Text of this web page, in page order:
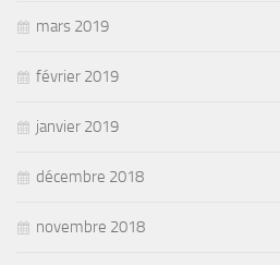
mars 2019
février 2019
janvier 2019
décembre 2018
novembre 2018